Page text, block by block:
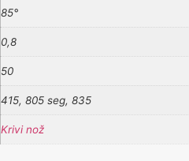
85°
0,8
50
415, 805 seg, 835
Krivi nož